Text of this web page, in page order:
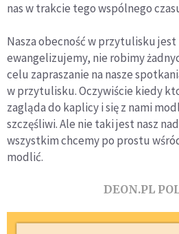
nas w trakcie tego wspólnego
Nasza obecność w przytulisku
ewangelizujemy, nie robimy
celu zapraszanie na nasze
w przytulisku. Oczywiście kiedy
zagląda do kaplicy i się z nami
szczęśliwi. Ale nie taki jest nasz
wszystkim chcemy po prostu
modlić.
DEON.PL